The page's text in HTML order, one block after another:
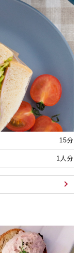
15分
1人分